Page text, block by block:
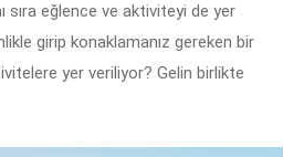
sıra eğlence ve aktiviteyi de yer
girip konaklamanız gereken bir
yer veriliyor? Gelin birlikte